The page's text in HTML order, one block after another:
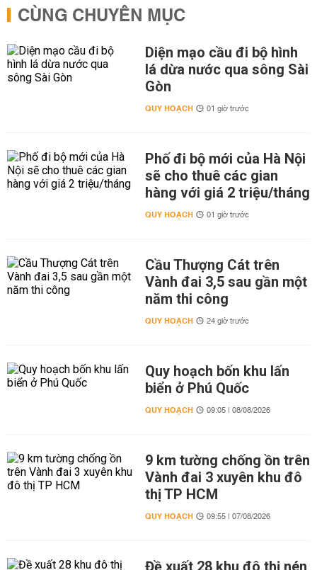
CÙNG CHUYÊN MỤC
Diện mạo cầu đi bộ hình
lá dừa nước qua sông Sài
Gòn
QUY HOẠCH 01 giờ trước
Phố đi bộ mới của Hà Nội
sẽ cho thuê các gian
hàng với giá 2 triệu/tháng
QUY HOẠCH 01 giờ trước
Cầu Thượng Cát trên
Vành đai 3,5 sau gần một
năm thi công
QUY HOẠCH 24 giờ trước
Quy hoạch bốn khu lấn
biển ở Phú Quốc
QUY HOẠCH 09:05 | 08/08/2026
9 km tường chống ồn trên
Vành đai 3 xuyên khu đô
thị TP HCM
QUY HOẠCH 09:55 | 07/08/2026
Đề xuất 28 khu đô thị nén